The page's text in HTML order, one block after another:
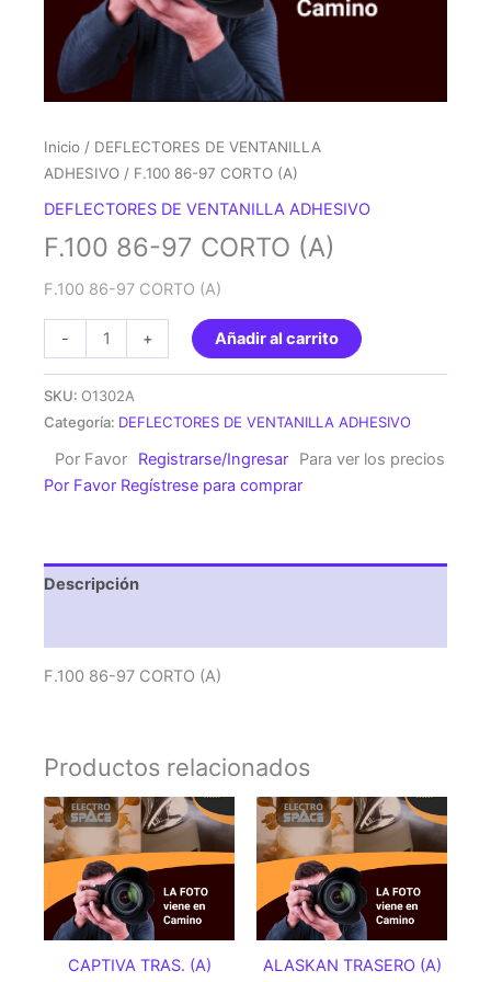
Inicio / DEFLECTORES DE VENTANILLA
ADHESIVO / F.100 86-97 CORTO (A)
DEFLECTORES DE VENTANILLA ADHESIVO
F.100 86-97 CORTO (A)
F.100 86-97 CORTO (A)
-
86-
cantidad
+ Añadir al carrito
SKU: O1302A
Categoría: DEFLECTORES DE VENTANILLA ADHESIVO
Por Favor Registrarse/Ingresar
Para ver los precios
Por Favor Regístrese para comprar
Descripción
F.100 86-97 CORTO (A)
Productos relacionados
CAPTIVA TRAS. (A) ALASKAN TRASERO (A)